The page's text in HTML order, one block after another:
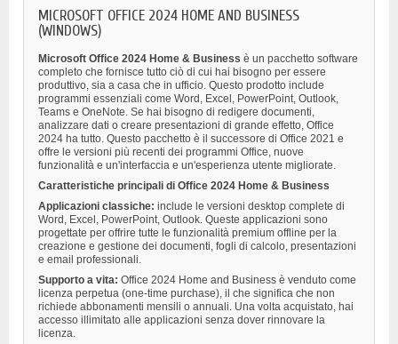
MICROSOFT OFFICE 2024 HOME AND BUSINESS
(WINDOWS)
Microsoft Office 2024 Home & Business è un pacchetto software
completo che fornisce tutto ciò di cui hai bisogno per essere
produttivo, sia a casa che in ufficio. Questo prodotto include
programmi essenziali come Word, Excel, PowerPoint, Outlook,
Teams e OneNote. Se hai bisogno di redigere documenti,
analizzare dati o creare presentazioni di grande effetto, Office
2024 ha tutto. Questo pacchetto è il successore di Office 2021 e
offre le versioni più recenti dei programmi Office, nuove
funzionalità e un'interfaccia e un'esperienza utente migliorate.
Caratteristiche principali di Office 2024 Home & Business
Applicazioni classiche: include le versioni desktop complete di
Word, Excel, PowerPoint, Outlook. Queste applicazioni sono
progettate per offrire tutte le funzionalità premium offline per la
creazione e gestione dei documenti, fogli di calcolo, presentazioni
e email professionali.
Supporto a vita: Office 2024 Home and Business è venduto come
licenza perpetua (one-time purchase), il che significa che non
richiede abbonamenti mensili o annuali. Una volta acquistato, hai
accesso illimitato alle applicazioni senza dover rinnovare la
licenza.